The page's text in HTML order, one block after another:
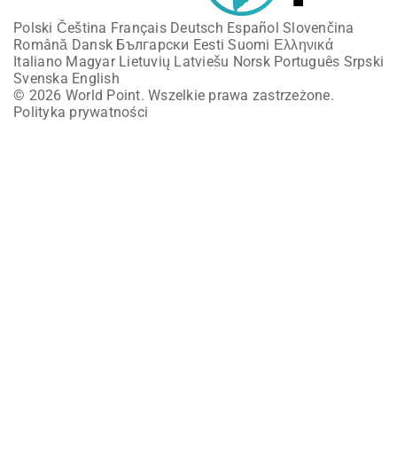
Polski Čeština Français Deutsch Español Slovenčina
Română Dansk Български Eesti Suomi Ελληνικά
Italiano Magyar Lietuvių Latviešu Norsk Português Srpski
Svenska English
© 2026 World Point. Wszelkie prawa zastrzeżone.
Polityka prywatności